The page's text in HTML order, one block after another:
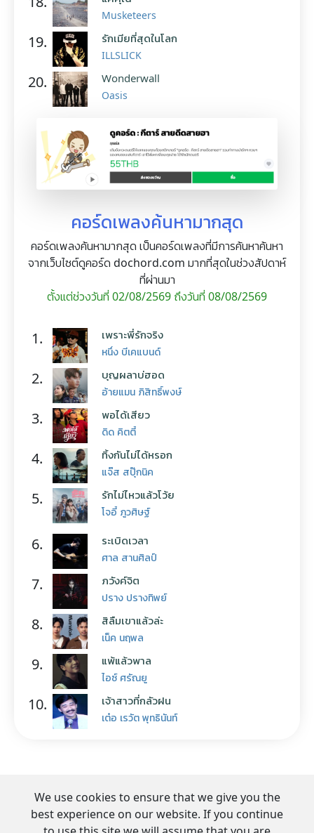
Musketeers
19. รักเมียที่สุดในโลก
ILLSLICK
20. Wonderwall
Oasis
คอร์ดเพลงค้นหามากสุด
คอร์ดเพลงค้นหามากสุด เป็นคอร์ดเพลงที่มีการค้นหาค้นหา
จากเว็บไซต์ดูคอร์ด dochord.com มากที่สุดในช่วงสัปดาห์
ที่ผ่านมา
ตั้งแต่ช่วงวันที่ 02/08/2569 ถึงวันที่ 08/08/2569
1. เพราะพี่รักจริง
หนึ่ง บีเคแบนด์
2. บุญผลาบ่ฮอด
อ้ายแมน ภิสิทธิ์พงษ์
3. พอได้เสียว
ดิด คิตตี้
4. ทิ้งกันไม่ได้หรอก
แจ๊ส สปุ๊กนิค
5. รักไม่ไหวแล้วโว้ย
โจอี้ ภูวศิษฐ์
6. ระเบิดเวลา
ศาล สานศิลป์
7. ภวังค์จิต
ปราง ปรางทิพย์
8. สิลืมเขาแล้วล่ะ
เน็ค นฤพล
9. แพ้แล้วพาล
ไอซ์ ศรัณยู
10. เจ้าสาวที่กลัวฝน
เต๋อ เรวัต พุทธินันท์
We use cookies to ensure that we give you the
best experience on our website. If you continue